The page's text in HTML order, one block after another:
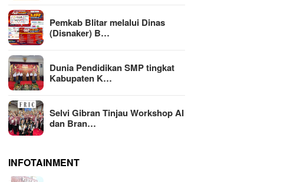
Pemkab Blitar melalui Dinas
(Disnaker) B…
Dunia Pendidikan SMP tingkat
Kabupaten K…
Selvi Gibran Tinjau Workshop AI
dan Bran…
INFOTAINMENT